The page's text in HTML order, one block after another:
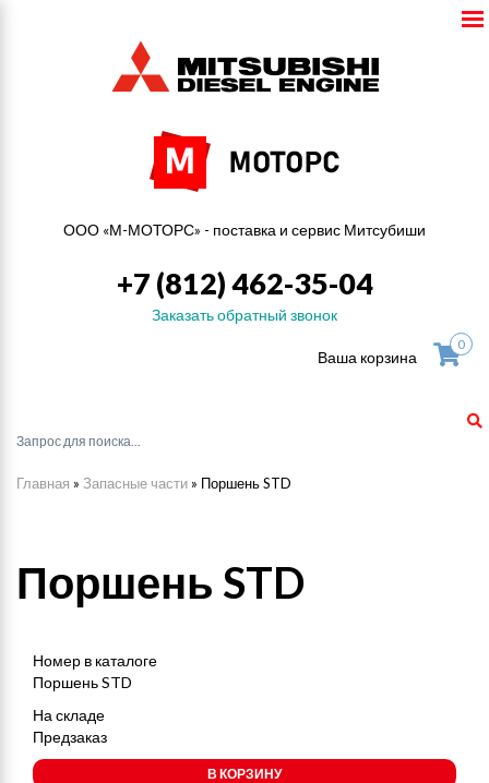
ООО «М-МОТОРС» - поставка и сервис Митсубиши
+7 (812) 462-35-04
Заказать обратный звонок
Ваша корзина
0
Главная » Запасные части » Поршень STD
Поршень STD
Номер в каталоге
Поршень STD
На складе
Предзаказ
В КОРЗИНУ